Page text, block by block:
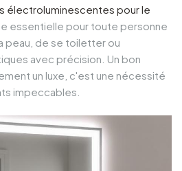
électroluminescentes pour le
essentielle pour toute personne
peau, de se toiletter ou
avec précision. Un bon
un luxe, c'est une nécessité
impeccables.